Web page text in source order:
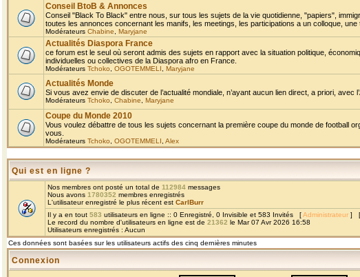
Conseil BtoB & Annonces
Conseil "Black To Black" entre nous, sur tous les sujets de la vie quotidienne, "papiers",
toutes les annonces concernant les manifs, les meetings, les participations a un colloque, une
Modérateurs Chabine Maryjane
Actualités Diaspora France
ce forum est le seul où seront admis des sujets en rapport avec la situation politique,
individuelles ou collectives de la Diaspora afro en France.
Modérateurs Tchoko OGOTEMMELI Maryjane
Actualités Monde
Si vous avez envie de discuter de l’actualité mondiale, n’ayant aucun lien direct, a priori, avec
Modérateurs Tchoko Chabine Maryjane
Coupe du Monde 2010
Vous voulez débattre de tous les sujets concernant la première coupe du monde de football
vous.
Modérateurs Tchoko OGOTEMMELI Alex
Qui est en ligne ?
Nos membres ont posté un total de 112984 messages
Nous avons 1780352 membres enregistrés
L'utilisateur enregistré le plus récent est CarlBurr
Il y a en tout 583 utilisateurs en ligne :: 0 Enregistré, 0 Invisible et 583 Invités [Administrateur ] [
Le record du nombre d'utilisateurs en ligne est de 21362 le Mar 07 Avr 2026 16:58
Utilisateurs enregistrés : Aucun
Ces données sont basées sur les utilisateurs actifs des cinq dernières minutes
Connexion